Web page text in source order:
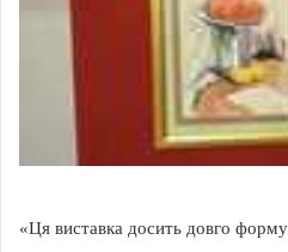
«Ця виставка досить довго